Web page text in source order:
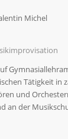
Tätigkeit in
und
an der